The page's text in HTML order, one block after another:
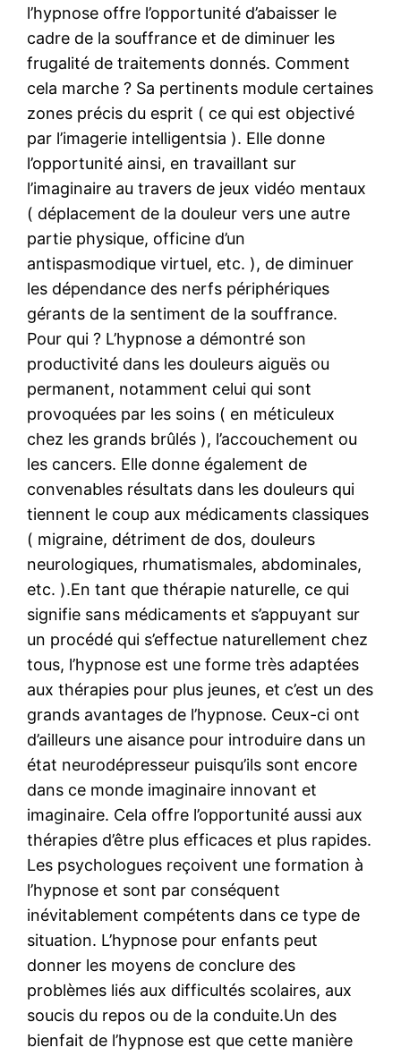
l’hypnose offre l’opportunité d’abaisser le
cadre de la souffrance et de diminuer les
frugalité de traitements donnés. Comment
cela marche ? Sa pertinents module certaines
zones précis du esprit ( ce qui est objectivé
par l’imagerie intelligentsia ). Elle donne
l’opportunité ainsi, en travaillant sur
l’imaginaire au travers de jeux vidéo mentaux
( déplacement de la douleur vers une autre
partie physique, officine d’un
antispasmodique virtuel, etc. ), de diminuer
les dépendance des nerfs périphériques
gérants de la sentiment de la souffrance.
Pour qui ? L’hypnose a démontré son
productivité dans les douleurs aiguës ou
permanent, notamment celui qui sont
provoquées par les soins ( en méticuleux
chez les grands brûlés ), l’accouchement ou
les cancers. Elle donne également de
convenables résultats dans les douleurs qui
tiennent le coup aux médicaments classiques
( migraine, détriment de dos, douleurs
neurologiques, rhumatismales, abdominales,
etc. ).En tant que thérapie naturelle, ce qui
signifie sans médicaments et s’appuyant sur
un procédé qui s’effectue naturellement chez
tous, l’hypnose est une forme très adaptées
aux thérapies pour plus jeunes, et c’est un des
grands avantages de l’hypnose. Ceux-ci ont
d’ailleurs une aisance pour introduire dans un
état neurodépresseur puisqu’ils sont encore
dans ce monde imaginaire innovant et
imaginaire. Cela offre l’opportunité aussi aux
thérapies d’être plus efficaces et plus rapides.
Les psychologues reçoivent une formation à
l’hypnose et sont par conséquent
inévitablement compétents dans ce type de
situation. L’hypnose pour enfants peut
donner les moyens de conclure des
problèmes liés aux difficultés scolaires, aux
soucis du repos ou de la conduite.Un des
bienfait de l’hypnose est que cette manière